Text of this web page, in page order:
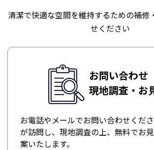
清潔で快適な空間を維持するための補修
せください
お問い合わせ
現地調査・お
お電話やメールでお問い合わせくだ
が訪問し、現地調査の上、無料でお
案いたします。